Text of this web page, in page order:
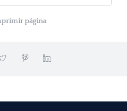
página